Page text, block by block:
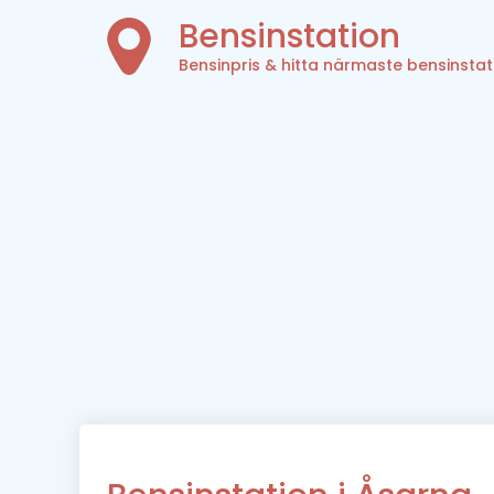
Bensinstation
Bensinpris & hitta närmaste